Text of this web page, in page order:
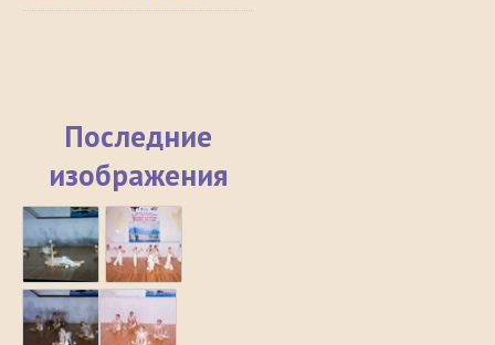
Последние
изображения